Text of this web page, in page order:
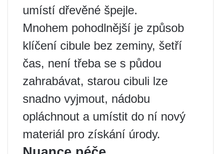
umístí dřevěné špejle.
Mnohem pohodlnější je způsob
klíčení cibule bez zeminy, šetří
čas, není třeba se s půdou
zahrabávat, starou cibuli lze
snadno vyjmout, nádobu
opláchnout a umístit do ní nový
materiál pro získání úrody.